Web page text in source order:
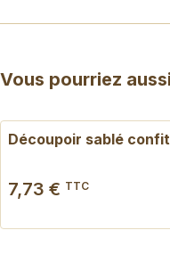
Vous pourriez
Découpoir sablé
7,73 € TTC